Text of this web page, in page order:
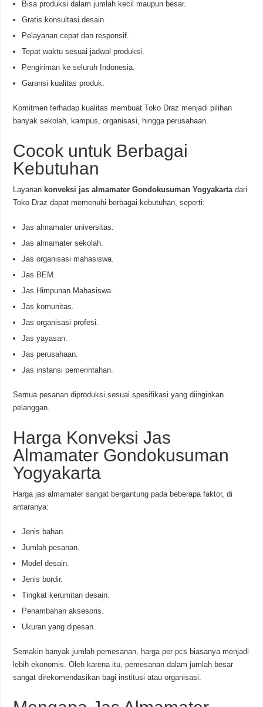
Bisa produksi dalam jumlah kecil maupun besar.
Gratis konsultasi desain.
Pelayanan cepat dan responsif.
Tepat waktu sesuai jadwal produksi.
Pengiriman ke seluruh Indonesia.
Garansi kualitas produk.
Komitmen terhadap kualitas membuat Toko Draz menjadi pilihan
banyak sekolah, kampus, organisasi, hingga perusahaan.
Cocok untuk Berbagai
Kebutuhan
Layanan konveksi jas almamater Gondokusuman Yogyakartadari
Toko Draz dapat memenuhi berbagai kebutuhan, seperti:
Jas almamater universitas.
Jas almamater sekolah.
Jas organisasi mahasiswa.
Jas BEM.
Jas Himpunan Mahasiswa.
Jas komunitas.
Jas organisasi profesi.
Jas yayasan.
Jas perusahaan.
Jas instansi pemerintahan.
Semua pesanan diproduksi sesuai spesifikasi yang diinginkan
pelanggan.
Harga Konveksi Jas
Almamater Gondokusuman
Yogyakarta
Harga jas almamater sangat bergantung pada beberapa faktor, di
antaranya:
Jenis bahan.
Jumlah pesanan.
Model desain.
Jenis bordir.
Tingkat kerumitan desain.
Penambahan aksesoris.
Ukuran yang dipesan.
Semakin banyak jumlah pemesanan, harga per pcs biasanya menjadi
lebih ekonomis. Oleh karena itu, pemesanan dalam jumlah besar
sangat direkomendasikan bagi institusi atau organisasi.